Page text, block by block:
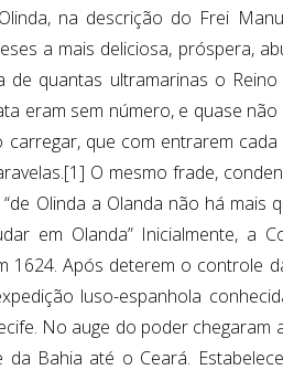
na descrição do Frei
a mais deliciosa, próspera,
de quantas ultramarinas o
eram sem número, e quase
carregar, que com entrarem
O mesmo frade,
Olinda a Olanda não há
em Olanda” Inicialmente, a
1624. Após deterem o controle
luso-espanhola
No auge do poder
Bahia até o Ceará.